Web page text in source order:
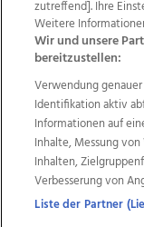
AGB Website
Weitere
TV1 di-
Life Radio
OÖN Karriere
Regionaljobs
zutreffend]. Ihre
Weitere
Wir und unsere
bereitzustellen:
Verwendung
Identifikation aktiv
Informationen auf
Inhalte, Messung
Inhalten,
Verbesserung von
Liste der Partner